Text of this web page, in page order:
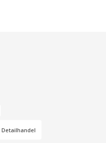
Detailhandel